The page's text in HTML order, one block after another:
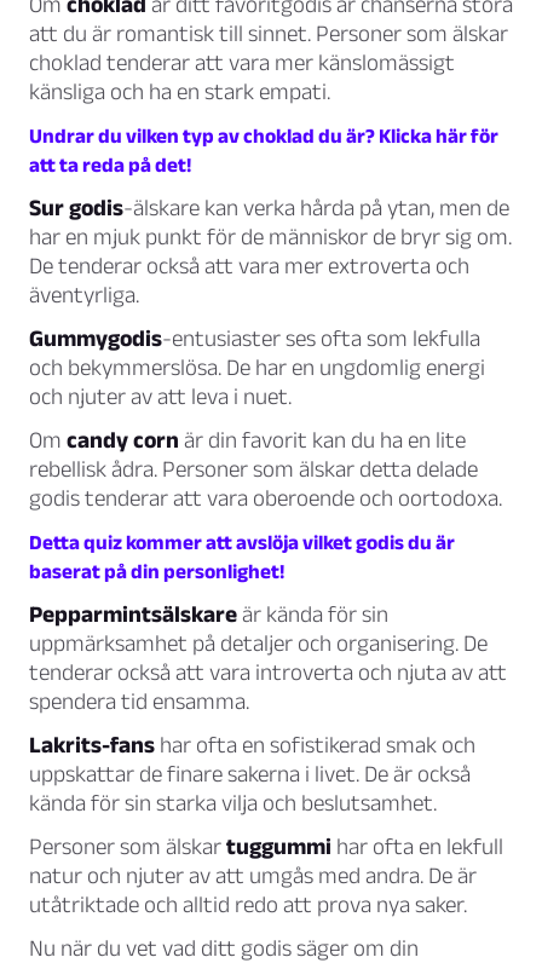
att du är romantisk till sinnet. Personer som älskar
choklad tenderar att vara mer känslomässigt
känsliga och ha en stark empati.
Undrar du vilken typ av choklad du är? Klicka här för
att ta reda på det!
Sur godis-älskare kan verka hårda på ytan, men de
har en mjuk punkt för de människor de bryr sig om.
De tenderar också att vara mer extroverta och
äventyrliga.
Gummygodis-entusiaster ses ofta som lekfulla
och bekymmerslösa. De har en ungdomlig energi
och njuter av att leva i nuet.
Om candy corn är din favorit kan du ha en lite
rebellisk ådra. Personer som älskar detta delade
godis tenderar att vara oberoende och oortodoxa.
Detta quiz kommer att avslöja vilket godis du är
baserat på din personlighet!
Pepparmintsälskareär kända för sin
uppmärksamhet på detaljer och organisering. De
tenderar också att vara introverta och njuta av att
spendera tid ensamma.
Lakrits-fans har ofta en sofistikerad smak och
uppskattar de finare sakerna i livet. De är också
kända för sin starka vilja och beslutsamhet.
Personer som älskartuggummi har ofta en lekfull
natur och njuter av att umgås med andra. De är
utåtriktade och alltid redo att prova nya saker.
Nu när du vet vad ditt godis säger om din